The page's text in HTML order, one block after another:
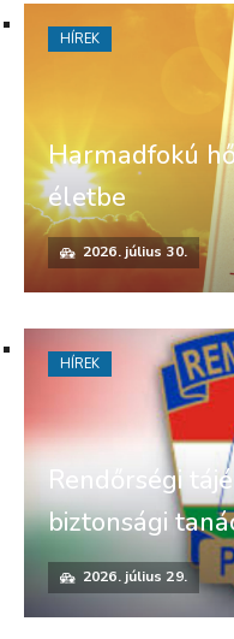
Harmadfokú
életbe
2026. július 30.
HÍREK
Rendőrségi
biztonsági
2026. július 29.
HÍREK